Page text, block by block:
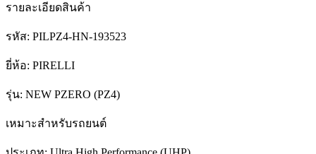
รายละเอียดสินค้า
รหัส: PILPZ4-HN-193523
ยี่ห้อ: PIRELLI
รุ่น: NEW PZERO (PZ4)
เหมาะสำหรับรถยนต์